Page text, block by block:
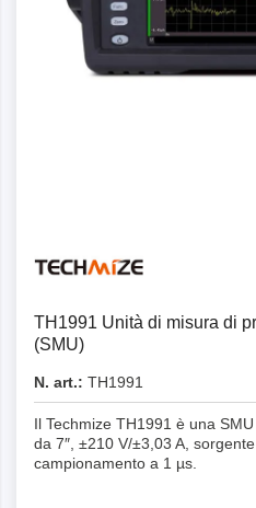
TH1991 Unità di misura di
(SMU)
N. art.: TH1991
Il Techmize TH1991 è una
da 7″, ±210 V/±3,03 A,
campionamento a 1 µs.